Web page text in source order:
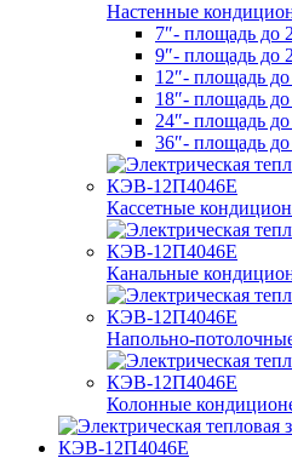
Настенные
7″- площадь до
9″- площадь до
12″- площадь
18″- площадь
24″- площадь
36″- площадь
Кассетные
Канальные
Напольно-
Колонные